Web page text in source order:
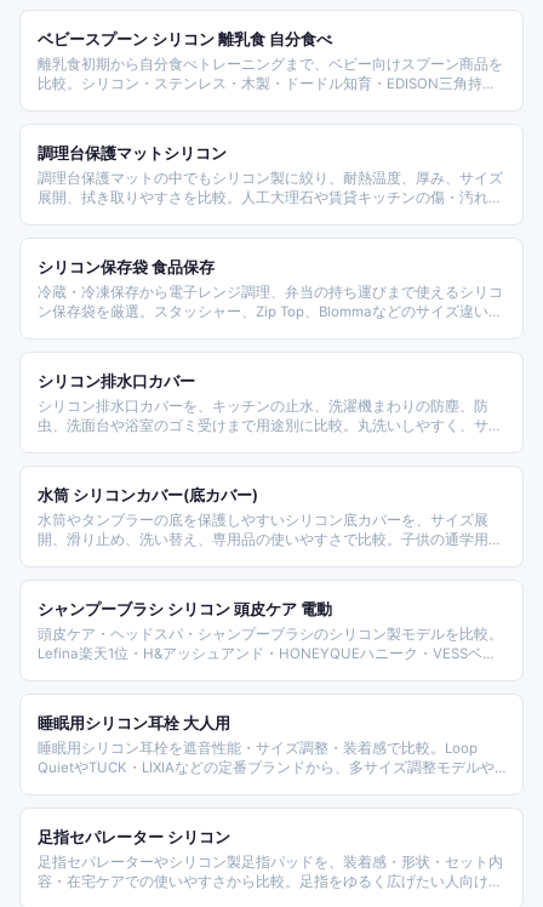
ベビースプーン シリコン 離乳食 自分食べ
離乳食初期から自分食べトレーニングまで、ベビー向けスプーン商品を
比較。シリコン・ステンレス・木製・ドードル知育・EDISON三角持
調理台保護マットシリコン
調理台保護マットの中でもシリコン製に絞り、耐熱温度、厚み、サイズ
展開、拭き取りやすさを比較。人工大理石や賃貸キッチンの傷・汚れ対
シリコン保存袋 食品保存
冷蔵・冷凍保存から電子レンジ調理、弁当の持ち運びまで使えるシリコ
ン保存袋を厳選。スタッシャー、Zip Top、Blommaなどのサイズ違いを
シリコン排水口カバー
シリコン排水口カバーを、キッチンの止水、洗濯機まわりの防塵、防
虫、洗面台や浴室のゴミ受けまで用途別に比較。丸洗いしやすく、サイ
水筒 シリコンカバー(底カバー)
水筒やタンブラーの底を保護しやすいシリコン底カバーを、サイズ展
開、滑り止め、洗い替え、専用品の使いやすさで比較。子供の通学用か
シャンプーブラシ シリコン 頭皮ケア 電動
頭皮ケア・ヘッドスパ・シャンプーブラシのシリコン製モデルを比較。
Lefina楽天1位・H&アッシュアンド・HONEYQUEハニーク・VESSベ
キングで紹介。サロン級ヘッドスパ・頭皮マッサージ・薄毛/抜け毛ケ
ア対応モデルを横断選定。
睡眠用シリコン耳栓 大人用
睡眠用シリコン耳栓を遮音性能・サイズ調整・装着感で比較。Loop
QuietやTUCK・LIXIAなどの定番ブランドから、多サイズ調整モデルや
した。
足指セパレーター シリコン
足指セパレーターやシリコン製足指パッドを、装着感・形状・セット内
容・在宅ケアでの使いやすさから比較。足指をゆるく広げたい人向けに